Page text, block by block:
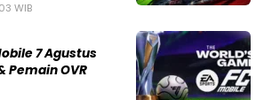
WIB
7 Agustus
Pemain OVR